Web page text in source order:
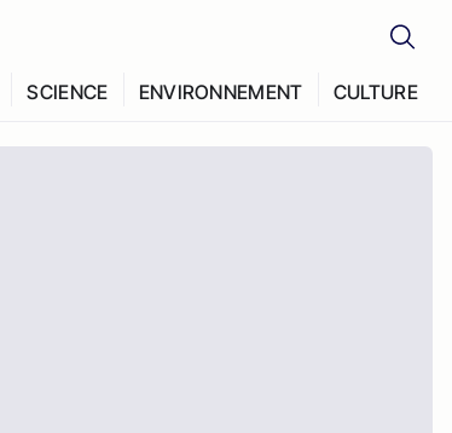
SCIENCE ENVIRONNEMENT CULTURE